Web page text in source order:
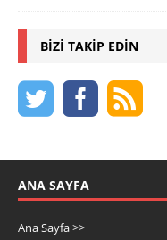
BIZI TAKIP EDIN
ANA SAYFA
Ana Sayfa >>